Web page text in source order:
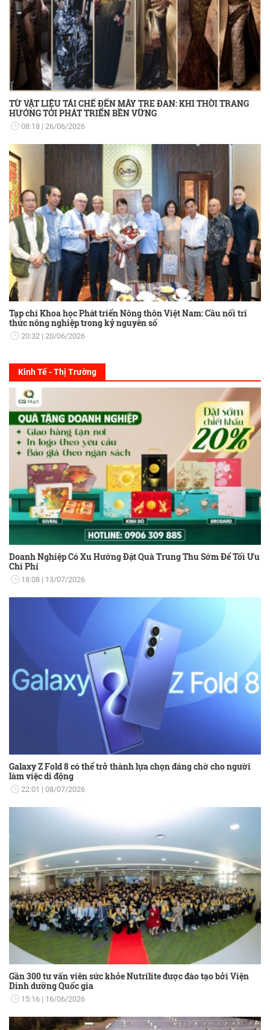
TỪ VẬT LIỆU TÁI CHẾ ĐẾN MÂY TRE ĐAN: KHI THỜI TRANG
HƯỚNG TỚI PHÁT TRIỂN BỀN VỮNG
08:18 26/06/2026
Tạp chí Khoa học Phát triển Nông thôn Việt Nam: Cầu nối tri
thức nông nghiệp trong kỷ nguyên số
20:32 20/06/2026
Kinh Tế - Thị Trường
Doanh Nghiệp Có Xu Hướng Đặt Quà Trung Thu Sớm Để Tối Ưu
Chi Phí
18:08 13/07/2026
Galaxy Z Fold 8 có thể trở thành lựa chọn đáng chờ cho người
làm việc di động
22:01 08/07/2026
Gần 300 tư vấn viên sức khỏe Nutrilite được đào tạo bởi Viện
Dinh dưỡng Quốc gia
15:16 16/06/2026